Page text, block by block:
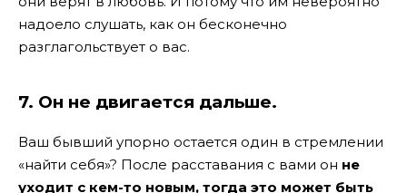
надоело слушать, как он бесконечно
разглагольствует о вас.
7. Он не двигается дальше.
Ваш бывший упорно остается один в стремлении
«найти себя»? После расставания с вами он не
уходит с кем-то новым, тогда это может быть